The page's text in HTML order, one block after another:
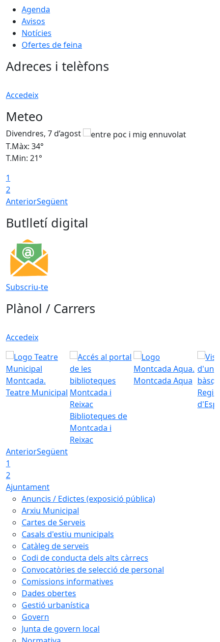
Agenda
Avisos
Notícies
Ofertes de feina
Adreces i telèfons
Accedeix
Meteo
Divendres, 7 d’agost
T.Màx: 34°
T.Min: 21°
1
2
AnteriorSegüent
Butlletí digital
Subscriu-te
Plànol / Carrers
Accedeix
Teatre Municipal
Biblioteques de
Montcada i
Reixac
Montcada Aqua
AnteriorSegüent
1
2
Ajuntament
Anuncis / Edictes (exposició pública)
Arxiu Municipal
Cartes de Serveis
Casals d'estiu municipals
Catàleg de serveis
Codi de conducta dels alts càrrecs
Convocatòries de selecció de personal
Comissions informatives
Dades obertes
Gestió urbanística
Govern
Junta de govern local